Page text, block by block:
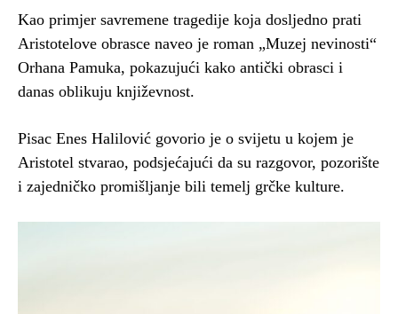
Kao primjer savremene tragedije koja dosljedno prati
Aristotelove obrasce naveo je roman „Muzej nevinosti“
Orhana Pamuka, pokazujući kako antički obrasci i
danas oblikuju književnost.
Pisac Enes Halilović govorio je o svijetu u kojem je
Aristotel stvarao, podsjećajući da su razgovor, pozorište
i zajedničko promišljanje bili temelj grčke kulture.